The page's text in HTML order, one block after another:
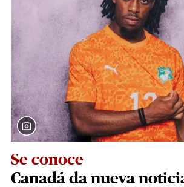
Se conoce
Canadá da nueva